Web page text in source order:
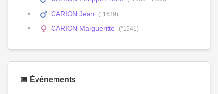
CARION Jean (°1639)
CARION Margueritte (°1641)
📅 Événements